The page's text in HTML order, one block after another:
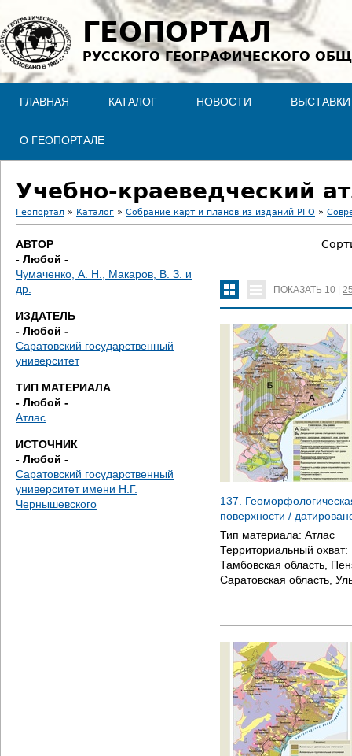
Jump to navigation
ГЕОПОРТАЛ
РУССКОГО ГЕОГРАФИЧЕСКОГО
ГЛАВНАЯ КАТАЛОГ НОВОСТИ ВЫСТАВКИ
О ГЕОПОРТАЛЕ
Учебно-краеведческий
В
ы
з
д
е
с
ь
Геопортал » Каталог » Собрание карт и планов из изданий РГО »
АВТОР
- Любой -
Чумаченко, А. Н., Макаров, В. З. и
др.
ИЗДАТЕЛЬ
- Любой -
Саратовский государственный
университет
ТИП МАТЕРИАЛА
- Любой -
Атлас
ИСТОЧНИК
- Любой -
Саратовский государственный
университет имени Н.Г.
Чернышевского
ПОКАЗАТЬ 10
137.
поверхности /
Тип материала: Атлас
Территориальный охват:
Тамбовская область,
Саратовская область,